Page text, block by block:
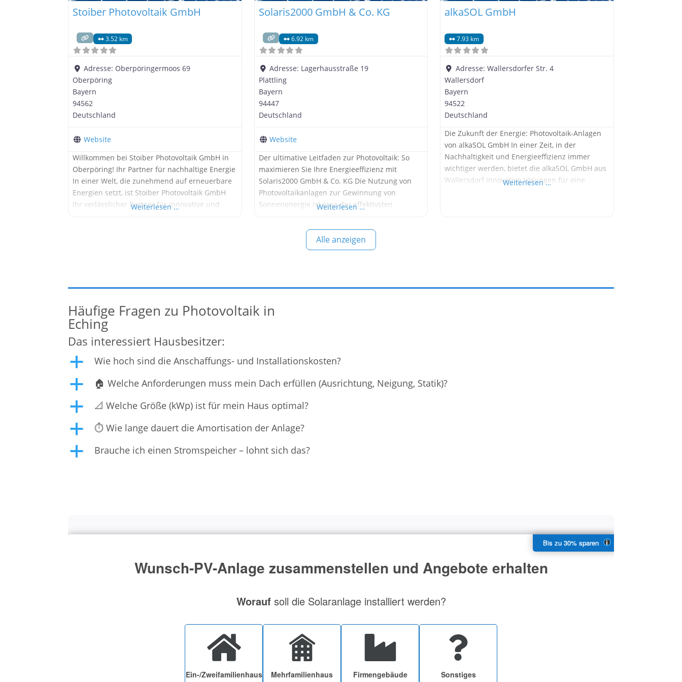
Stoiber Photovoltaik GmbH
3.52 km
Adresse: Oberpöringermoos 69
Oberpöring
Bayern
94562
Deutschland
Website
Willkommen bei Stoiber Photovoltaik GmbH in
Oberpöring! Ihr Partner für nachhaltige Energie
In einer Welt, die zunehmend auf erneuerbare
Energien setzt, ist Stoiber Photovoltaik GmbH
Ihr verlässlicher Partner für innovative und
Weiterlesen …
Solaris2000 GmbH & Co. KG
6.92 km
Adresse: Lagerhausstraße 19
Plattling
Bayern
94447
Deutschland
Website
Der ultimative Leitfaden zur Photovoltaik: So
maximieren Sie Ihre Energieeffizienz mit
Solaris2000 GmbH & Co. KG Die Nutzung von
Photovoltaikanlagen zur Gewinnung von
Sonnenenergie ist eine der effektivsten
Unternehmen mit nachhaltiger Energie zu
versorgen. Mit der richtigen Installation und
Pflege einer Photovoltaikanlage können Sie
Weiterlesen …
alkaSOL GmbH
7.93 km
Adresse: Wallersdorfer Str. 4
Wallersdorf
Bayern
94522
Deutschland
Die Zukunft der Energie: Photovoltaik-Anlagen
von alkaSOL GmbH In einer Zeit, in der
Nachhaltigkeit und Energieeffizienz immer
wichtiger werden, bietet die alkaSOL GmbH aus
Wallersdorf innovative Lösungen für eine
Weiterlesen …
Alle anzeigen
Häufige Fragen zu Photovoltaik in
Eching
Das interessiert Hausbesitzer:
a Wie hoch sind die Anschaffungs- und Installationskosten?
a 🏠 Welche Anforderungen muss mein Dach erfüllen (Ausrichtung, Neigung, Statik)?
a 📐 Welche Größe (kWp) ist für mein Haus optimal?
a ⏱️ Wie lange dauert die Amortisation der Anlage?
a Brauche ich einen Stromspeicher – lohnt sich das?
Wunsch-PV-Anlage zusammenstellen und Angebote erhalten
Woraufsoll die Solaranlage installiert werden?
Ein-/Zweifamilienhaus Mehrfamilienhaus Firmengebäude Sonstiges